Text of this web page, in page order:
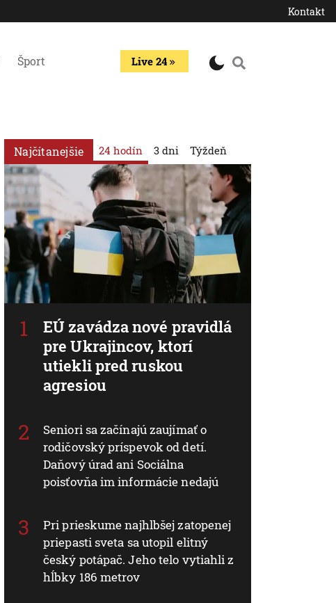
Kontakt
Šport Live 24
Najčítanejšie 24 hodín
EÚ zavádza nové pravidlá
pre Ukrajincov, ktorí
utiekli pred ruskou
agresiou
Seniori sa začínajú zaujímať o
rodičovský príspevok od detí.
Daňový úrad ani Sociálna
poisťovňa im informácie nedajú
Pri prieskume najhlbšej zatopenej
priepasti sveta sa utopil elitný
český potápač. Jeho telo vytiahli z
hĺbky 186 metrov
3 dni Týždeň